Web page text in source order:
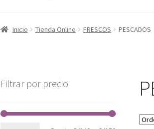
Inicio Tienda Online FRESCOS PESCADOS
Filtrar por precio